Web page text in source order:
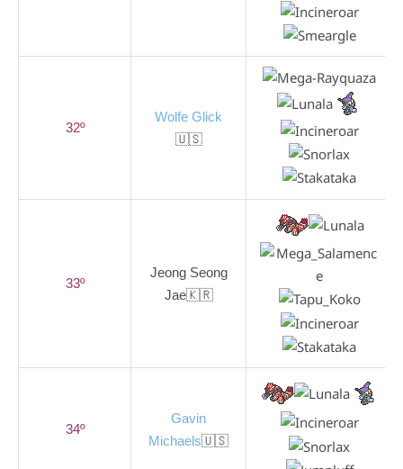
32º
Wolfe Glick
🇺🇸
33º
Jeong Seong
Jae🇰🇷
34º
Gavin
Michaels🇺🇸